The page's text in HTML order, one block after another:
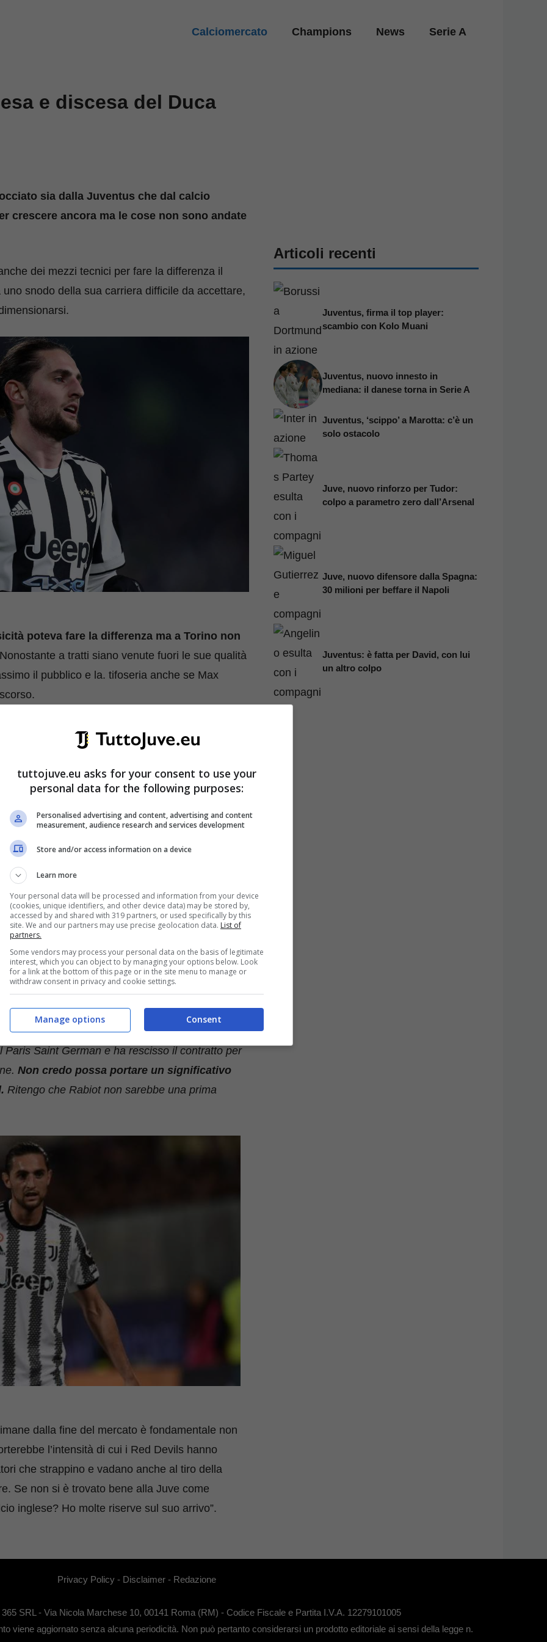
Calciomercato Champions News Serie A
e discesa del Duca
sia dalla Juventus che dal calcio
crescere ancora ma le cose non sono andate
dei mezzi tecnici per fare la differenza il
snodo della sua carriera difficile da accettare,
poteva fare la differenza ma a Torino non
a tratti siano venute fuori le sue qualità
il pubblico e la. tifoseria anche se Max
sembra essere giunta veramente al
costretto a salutare anticipatamente un club che
e ora lo saluta come esubero.
United ha già un accordo con la
una trattativa che sembra chiusa ma che in
perché trattare con mamma Veronique non è
affari del ragazzo.
Rabiot
sua avventura alla Juventus
per volare verso Manchester sponda United o
numericamente e tatticamente il posto di quel
a parametro zero.
l’ex calciatore infatti ha parlato a Talk Sport
Paris Saint German e ha rescisso il contratto per
Non credo possa portare un significativo
Ritengo che Rabiot non sarebbe una prima
dalla fine del mercato è fondamentale non
l’intensità di cui i Red Devils hanno
che strappino e vadano anche al tiro della
Se non si è trovato bene alla Juve come
inglese? Ho molte riserve sul suo arrivo”.
Articoli recenti
Juventus, firma il top player:
scambio con Kolo Muani
Juventus, nuovo innesto in
mediana: il danese torna in Serie A
Juventus, ‘scippo’ a Marotta: c’è un
solo ostacolo
Juve, nuovo rinforzo per Tudor:
colpo a parametro zero dall’Arsenal
Juve, nuovo difensore dalla Spagna:
30 milioni per beffare il Napoli
Juventus: è fatta per David, con lui
un altro colpo
Privacy Policy - Disclaimer - Redazione
SRL - Via Nicola Marchese 10, 00141 Roma (RM) - Codice Fiscale e Partita I.V.A. 12279101005
viene aggiornato senza alcuna periodicità. Non può pertanto considerarsi un prodotto editoriale ai sensi della legge n.
tuttojuve.eu asks for your consent to use your
personal data for the following purposes:
Personalised advertising and content, advertising and content
measurement, audience research and services development
Store and/or access information on a device
Learn more
Your personal data will be processed and information from your device
(cookies, unique identifiers, and other device data) may be stored by,
accessed by and shared with 319 partners, or used specifically by this
site. We and our partners may use precise geolocation data. List of
partners.
Some vendors may process your personal data on the basis of legitimate
interest, which you can object to by managing your options below. Look
for a link at the bottom of this page or in the site menu to manage or
withdraw consent in privacy and cookie settings.
Consent
Manage options